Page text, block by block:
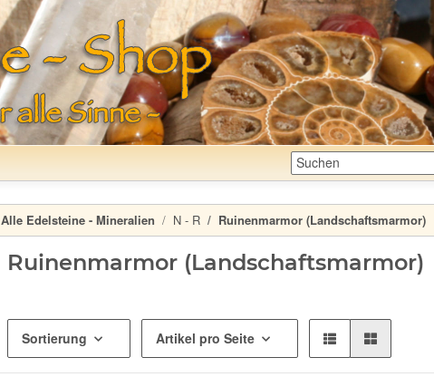
Alle Edelsteine - Mineralien N - R Ruinenmarmor (Landschaftsmarmor)
Ruinenmarmor (Landschaftsmarmor)
Sortierung Artikel pro Seite